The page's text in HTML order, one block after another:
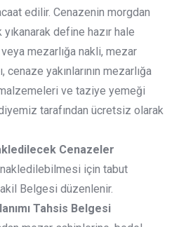
edilir. Cenazenin morgdan
define hazır hale
mezarlığa nakli, mezar
cenaze yakınlarının mezarlığa
ve taziye yemeği
tarafından ücretsiz olarak
Cenazeler
nakledilebilmesi için tabut
Belgesi düzenlenir.
Tahsis Belgesi